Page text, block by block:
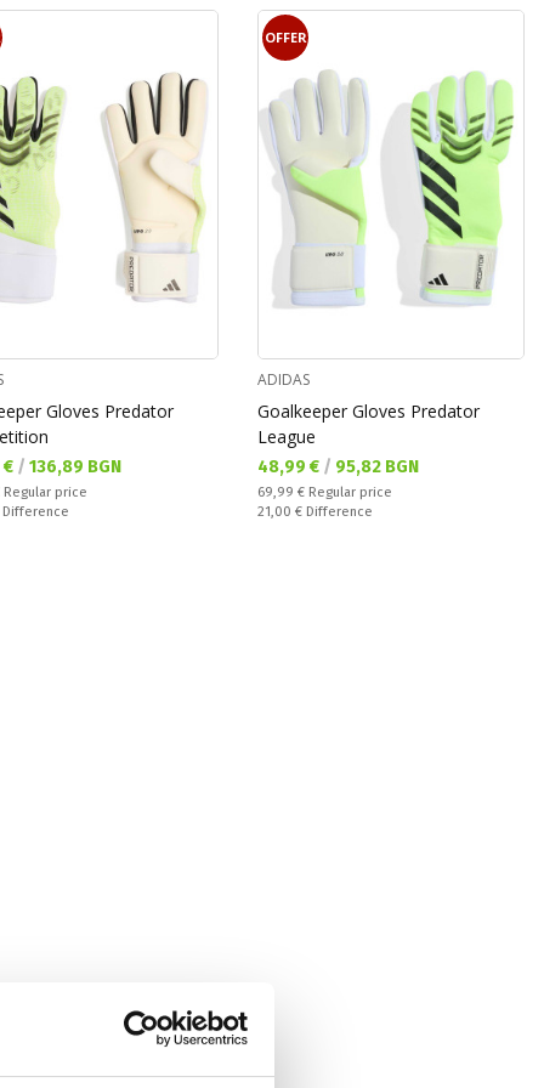
Gloves Predator
цена:
€ / 136,89 BGN
price:
Regular price
Difference
OFFER
ADIDAS
Goalkeeper Gloves Predator
League
Текуща цена:
48,99 € / 95,82 BGN
Regular price:
69,99 € Regular price
Спестявате:
21,00 € Difference